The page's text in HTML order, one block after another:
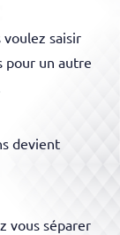
voulez saisir
pour un autre
devient
vous séparer